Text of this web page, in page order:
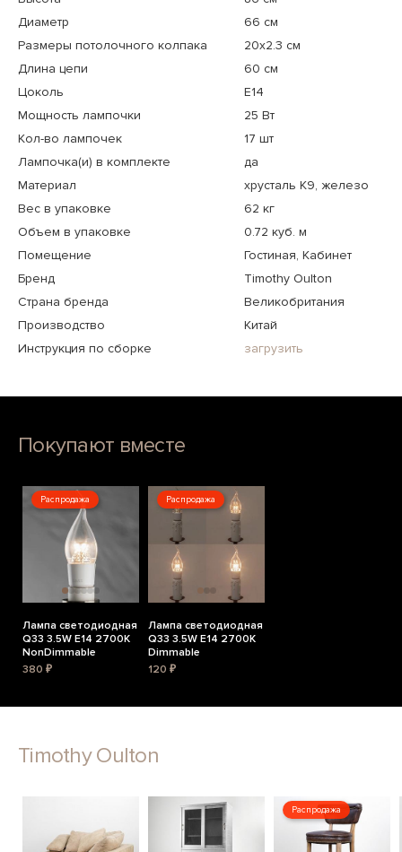
Диаметр
66 см
Размеры потолочного колпака
20x2.3 см
Длина цепи
60 см
Цоколь
E14
Мощность лампочки
25 Вт
Кол-во лампочек
17 шт
Лампочка(и) в комплекте
да
Материал
хрусталь К9, железо
Вес в упаковке
62 кг
Объем в упаковке
0.72 куб. м
Помещение
Гостиная, Кабинет
Бренд
Timothy Oulton
Страна бренда
Великобритания
Производство
Китай
Инструкция по сборке
загрузить
Покупают вместе
Распродажа
Лампа светодиодная
Q33 3.5W E14 2700K
NonDimmable
380 ₽
Распродажа
Лампа светодиодная
Q33 3.5W E14 2700K
Dimmable
120 ₽
Timothy Oulton
Распродажа